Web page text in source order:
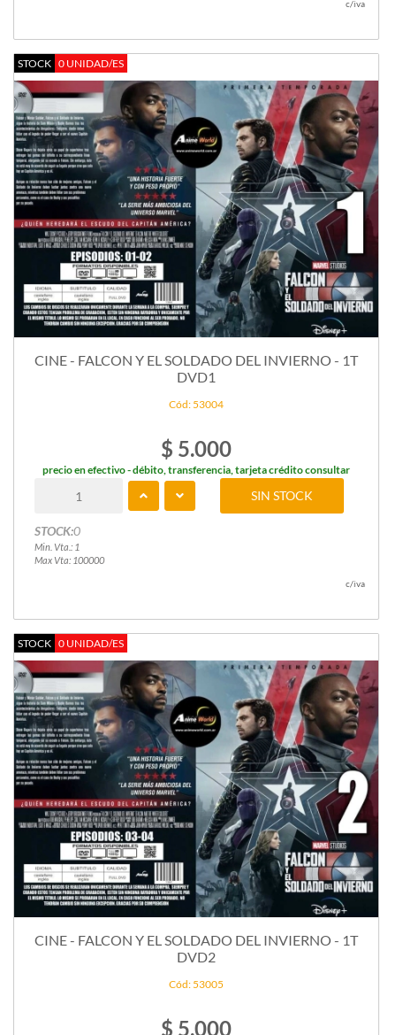
c/iva
STOCK 0 UNIDAD/ES
CINE - FALCON Y EL SOLDADO DEL INVIERNO - 1T
DVD1
Cód: 53004
$ 5.000
precio en efectivo - débito, transferencia, tarjeta crédito consultar
STOCK:0
Min. Vta.: 1
Max Vta: 100000
SIN STOCK
c/iva
STOCK 0 UNIDAD/ES
CINE - FALCON Y EL SOLDADO DEL INVIERNO - 1T
DVD2
Cód: 53005
$ 5.000